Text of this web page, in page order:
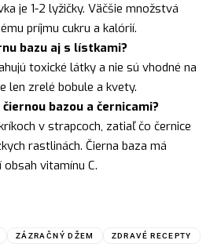
je 1-2 lyžičky. Väčšie množstvá
príjmu cukru a kalórií.
bazu aj s lístkami?
toxické látky a nie sú vhodné na
len zrelé bobule a kvety.
bazou a černicami?
v strapcoch, zatiaľ čo černice
rastlinách. Čierna baza má
vitamínu C.
ZÁZRAČNÝ DŽEM ZDRAVÉ RECEPTY